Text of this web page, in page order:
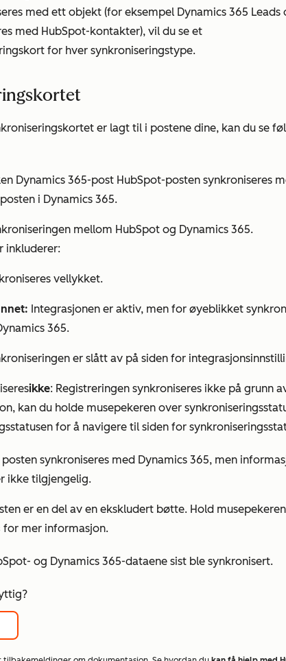
med ett objekt (for eksempel Dynamics 365 Leads
med HubSpot-kontakter), vil du se et
for hver synkroniseringstype.
er lagt til i postene dine, kan du se
Dynamics 365-post HubSpot-posten synkroniseres
i Dynamics 365.
mellom HubSpot og Dynamics 365.
inkluderer:
vellykket.
Integrasjonen er aktiv, men for øyeblikket
365.
er slått av på siden for
ikke: Registreringen synkroniseres ikke på grunn
kan du holde musepekeren over
for å navigere til siden for
posten synkroniseres med Dynamics 365, men
ikke tilgjengelig.
er en del av en ekskludert bøtte. Hold
for mer informasjon.
og Dynamics 365-dataene sist ble synkronisert.